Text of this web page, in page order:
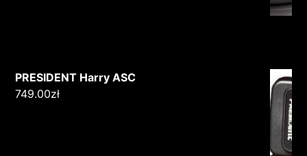
PRESIDENT Harry ASC
749.00zł